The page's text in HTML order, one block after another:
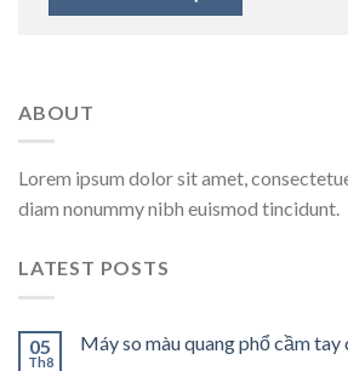
ABOUT
Lorem ipsum dolor sit amet,
diam nonummy nibh euismod tincidunt.
LATEST POSTS
05
Th8
Máy so màu quang phổ cầm tay